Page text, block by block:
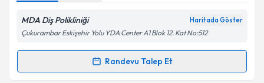
Metni'ni okudum ve kişisel verilerimin belirtilen
kapsamda işlenmesini kabul ediyorum.
Takvim Talebini Gönder
MDA Diş Polikliniği Haritada Göster
Çukurambar Eskişehir Yolu YDA Center A1 Blok 12. Kat No:512
Randevu Talep Et
Randevu Takvimi Talebi